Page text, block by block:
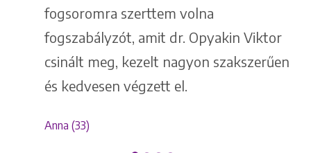
+36 1 222 7250
+36 1 222 9150
1148 Budapest, Örs vezér tere 2.
fogsoromra szerttem volna
fogszabályzót, amit dr. Opyakin Viktor
csinált meg, kezelt nagyon szakszerűen
és kedvesen végzett el.
Anna (33)